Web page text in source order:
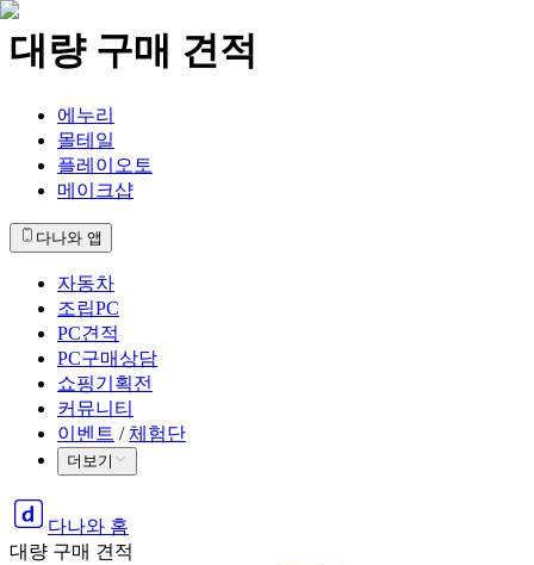
대량 구매 견적
에누리
몰테일
플레이오토
메이크샵
다나와 앱
자동차
조립PC
PC견적
PC구매상담
쇼핑기획전
커뮤니티
이벤트 / 체험단
더보기
다나와 홈
대량 구매 견적